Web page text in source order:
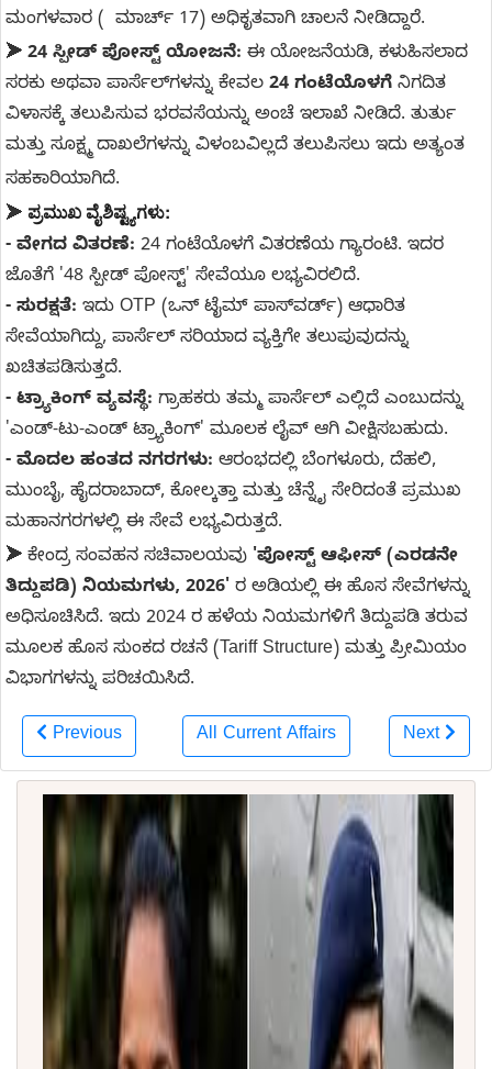
ಮಂಗಳವಾರ ( ಮಾರ್ಚ್ 17) ಅಧಿಕೃತವಾಗಿ ಚಾಲನೆ ನೀಡಿದ್ದಾರೆ.
➤ 24 ಸ್ಪೀಡ್ ಪೋಸ್ಟ್ ಯೋಜನೆ: ಈ ಯೋಜನೆಯಡಿ, ಕಳುಹಿಸಲಾದ
ಸರಕು ಅಥವಾ ಪಾರ್ಸೆಲ್‌ಗಳನ್ನು ಕೇವಲ 24 ಗಂಟೆಯೊಳಗೆ ನಿಗದಿತ
ವಿಳಾಸಕ್ಕೆ ತಲುಪಿಸುವ ಭರವಸೆಯನ್ನು ಅಂಚೆ ಇಲಾಖೆ ನೀಡಿದೆ. ತುರ್ತು
ಮತ್ತು ಸೂಕ್ಷ್ಮ ದಾಖಲೆಗಳನ್ನು ವಿಳಂಬವಿಲ್ಲದೆ ತಲುಪಿಸಲು ಇದು ಅತ್ಯಂತ
ಸಹಕಾರಿಯಾಗಿದೆ.
➤ ಪ್ರಮುಖ ವೈಶಿಷ್ಟ್ಯಗಳು:
- ವೇಗದ ವಿತರಣೆ: 24 ಗಂಟೆಯೊಳಗೆ ವಿತರಣೆಯ ಗ್ಯಾರಂಟಿ. ಇದರ
ಜೊತೆಗೆ '48 ಸ್ಪೀಡ್ ಪೋಸ್ಟ್' ಸೇವೆಯೂ ಲಭ್ಯವಿರಲಿದೆ.
- ಸುರಕ್ಷತೆ: ಇದು OTP (ಒನ್ ಟೈಮ್ ಪಾಸ್‌ವರ್ಡ್) ಆಧಾರಿತ
ಸೇವೆಯಾಗಿದ್ದು, ಪಾರ್ಸೆಲ್ ಸರಿಯಾದ ವ್ಯಕ್ತಿಗೇ ತಲುಪುವುದನ್ನು
ಖಚಿತಪಡಿಸುತ್ತದೆ.
- ಟ್ರ್ಯಾಕಿಂಗ್ ವ್ಯವಸ್ಥೆ: ಗ್ರಾಹಕರು ತಮ್ಮ ಪಾರ್ಸೆಲ್ ಎಲ್ಲಿದೆ ಎಂಬುದನ್ನು
'ಎಂಡ್-ಟು-ಎಂಡ್ ಟ್ರ್ಯಾಕಿಂಗ್' ಮೂಲಕ ಲೈವ್ ಆಗಿ ವೀಕ್ಷಿಸಬಹುದು.
- ಮೊದಲ ಹಂತದ ನಗರಗಳು: ಆರಂಭದಲ್ಲಿ ಬೆಂಗಳೂರು, ದೆಹಲಿ,
ಮುಂಬೈ, ಹೈದರಾಬಾದ್, ಕೋಲ್ಕತ್ತಾ ಮತ್ತು ಚೆನ್ನೈ ಸೇರಿದಂತೆ ಪ್ರಮುಖ
ಮಹಾನಗರಗಳಲ್ಲಿ ಈ ಸೇವೆ ಲಭ್ಯವಿರುತ್ತದೆ.
➤ ಕೇಂದ್ರ ಸಂವಹನ ಸಚಿವಾಲಯವು 'ಪೋಸ್ಟ್ ಆಫೀಸ್ (ಎರಡನೇ
ತಿದ್ದುಪಡಿ) ನಿಯಮಗಳು, 2026' ರ ಅಡಿಯಲ್ಲಿ ಈ ಹೊಸ ಸೇವೆಗಳನ್ನು
ಅಧಿಸೂಚಿಸಿದೆ. ಇದು 2024 ರ ಹಳೆಯ ನಿಯಮಗಳಿಗೆ ತಿದ್ದುಪಡಿ ತರುವ
ಮೂಲಕ ಹೊಸ ಸುಂಕದ ರಚನೆ (Tariff Structure) ಮತ್ತು ಪ್ರೀಮಿಯಂ
ವಿಭಾಗಗಳನ್ನು ಪರಿಚಯಿಸಿದೆ.
Previous All Current Affairs Next